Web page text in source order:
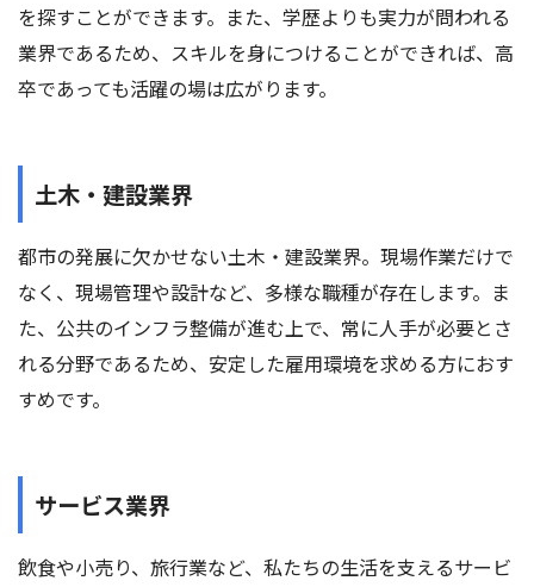
を探すことができます。また、学歴よりも実力が問われる
業界であるため、スキルを身につけることができれば、高
卒であっても活躍の場は広がります。
土木・建設業界
都市の発展に欠かせない土木・建設業界。現場作業だけで
なく、現場管理や設計など、多様な職種が存在します。ま
た、公共のインフラ整備が進む上で、常に人手が必要とさ
れる分野であるため、安定した雇用環境を求める方におす
すめです。
サービス業界
飲食や小売り、旅行業など、私たちの生活を支えるサービ